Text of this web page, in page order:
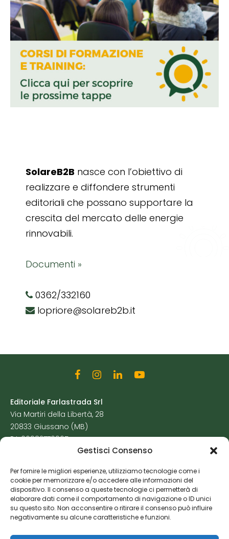
Gestisci Consenso
Per fornire le migliori esperienze, utilizziamo tecnologie come i
cookie per memorizzare e/o accedere alle informazioni del
dispositivo. Il consenso a queste tecnologie ci permetterà di
elaborare dati come il comportamento di navigazione o ID unici
su questo sito. Non acconsentire o ritirare il consenso può influire
negativamente su alcune caratteristiche e funzioni.
SolareB2B nasce con l’obiettivo di
realizzare e diffondere strumenti
editoriali che possano supportare la
crescita del mercato delle energie
rinnovabili.
Documenti »
0362/332160
lopriore@solareb2b.it
Editoriale Farlastrada Srl
Via Martiri della Libertà, 28
20833 Giussano (MB)
P.I. 06982770965
Cookie Policy
Risorse Aggiuntive